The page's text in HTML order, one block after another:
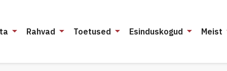
Rahvad Toetused Esinduskogud Meist